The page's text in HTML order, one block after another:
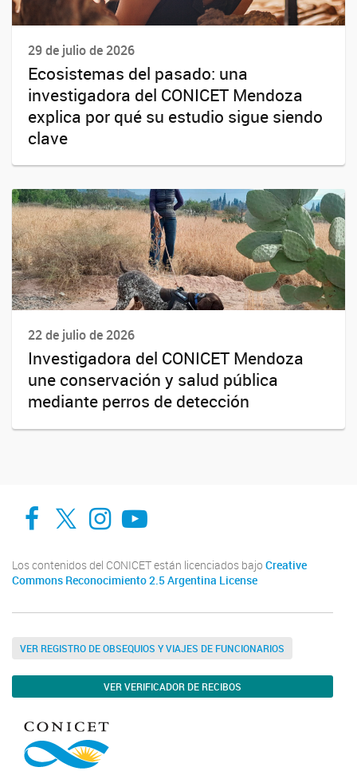
29 de julio de 2026
Ecosistemas del pasado: una
investigadora del CONICET Mendoza
explica por qué su estudio sigue siendo
clave
22 de julio de 2026
Investigadora del CONICET Mendoza
une conservación y salud pública
mediante perros de detección
Facebook
Twitter
Instagram
Youtube
Los contenidos del CONICET están licenciados bajo Creative
Commons Reconocimiento 2.5 Argentina License
VER REGISTRO DE OBSEQUIOS Y VIAJES DE FUNCIONARIOS
VER VERIFICADOR DE RECIBOS